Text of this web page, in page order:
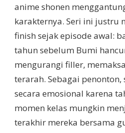
anime shonen
karakternya. Seri ini justru
finish sejak episode awal:
tahun sebelum Bumi
mengurangi filler,
terarah. Sebagai
secara emosional karena
momen kelas mungkin
terakhir mereka bersama